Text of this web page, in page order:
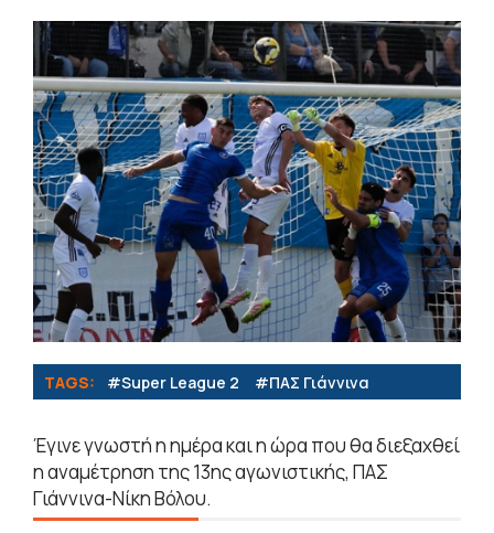
TAGS: #Super League 2 #ΠΑΣ Γιάννινα
Έγινε γνωστή η ημέρα και η ώρα που θα διεξαχθεί
η αναμέτρηση της 13ης αγωνιστικής, ΠΑΣ
Γιάννινα-Νίκη Βόλου.